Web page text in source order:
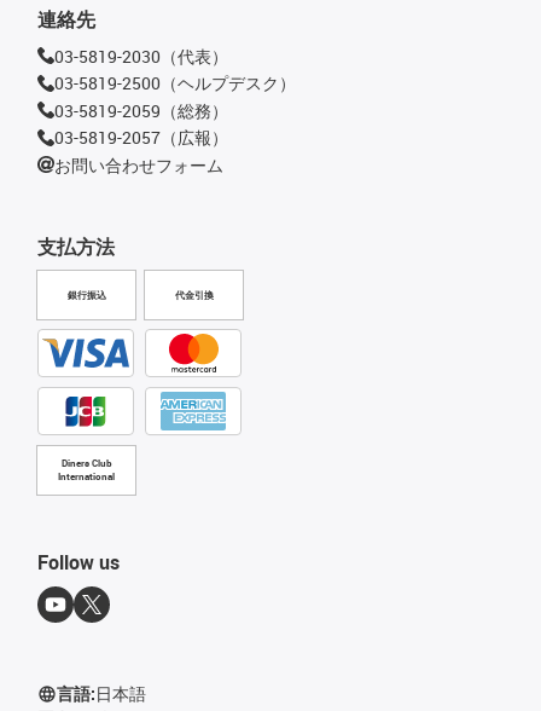
支払方法
銀行振込 代金引換
Diners Club
International
連絡先
03-5819-2030（代表）
03-5819-2500（ヘルプデスク）
03-5819-2059（総務）
03-5819-2057（広報）
お問い合わせフォーム
Follow us
言語:日本語